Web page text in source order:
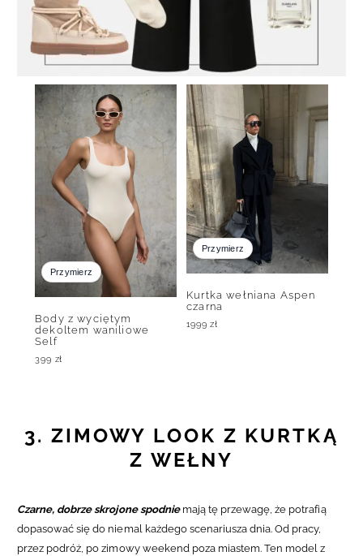
Przymierz
Body z wyciętym
dekoltem waniliowe
Self
399 zł
Przymierz
Kurtka wełniana Aspen
czarna
1999zł
3. ZIMOWY LOOK Z KURTKĄ
Z WEŁNY
Czarne, dobrze skrojone spodniemają tę przewagę, że potrafią
dopasować się do niemal każdego scenariusza dnia. Od pracy,
przez podróż, po zimowy weekend poza miastem. Ten model z